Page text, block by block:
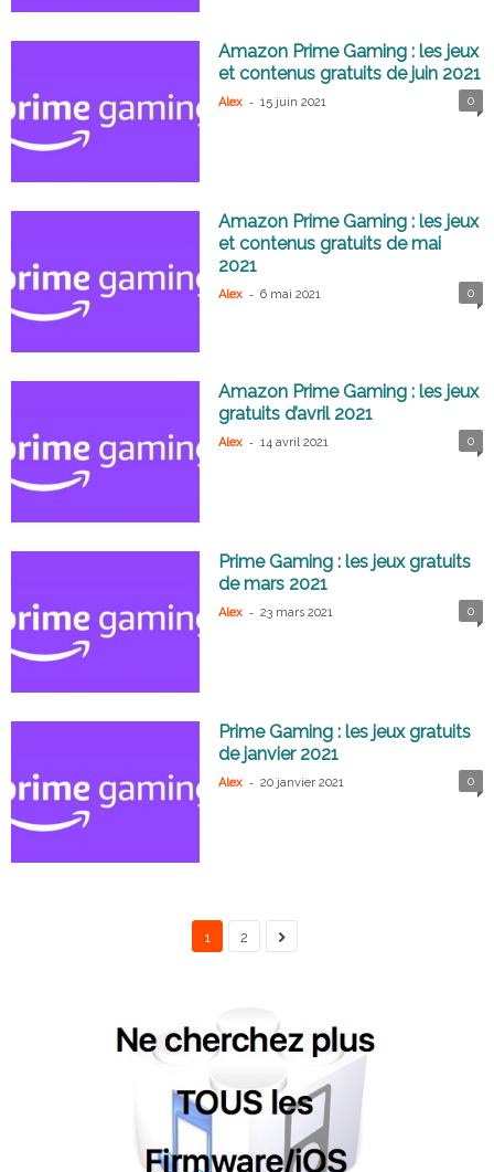
Amazon Prime Gaming : les jeux
et contenus gratuits de juin 2021
Alex - 15 juin 2021 0
Amazon Prime Gaming : les jeux
et contenus gratuits de mai
2021
Alex - 6 mai 2021 0
Amazon Prime Gaming : les jeux
gratuits d’avril 2021
Alex - 14 avril 2021 0
Prime Gaming : les jeux gratuits
de mars 2021
Alex - 23 mars 2021 0
Prime Gaming : les jeux gratuits
de janvier 2021
Alex - 20 janvier 2021 0
1 2